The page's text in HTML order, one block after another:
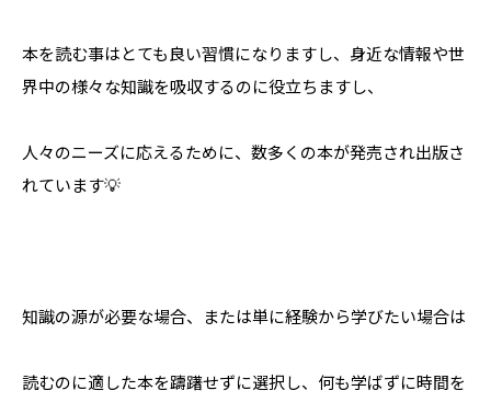
本を読む事はとても良い習慣になりますし、身近な情報や世
界中の様々な知識を吸収するのに役立ちますし、
人々のニーズに応えるために、数多くの本が発売され出版さ
れています💡
知識の源が必要な場合、または単に経験から学びたい場合は
読むのに適した本を躊躇せずに選択し、何も学ばずに時間を